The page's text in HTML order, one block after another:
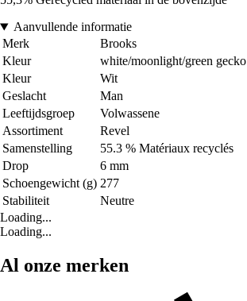
Aanvullende informatie
Merk
Brooks
Kleur
white/moonlight/green gecko
Kleur
Wit
Geslacht
Man
Leeftijdsgroep
Volwassene
Assortiment
Revel
Samenstelling
55.3 % Matériaux recyclés
Drop
6 mm
Schoengewicht (g) 277
Stabiliteit
Neutre
Loading...
Loading...
Al onze merken